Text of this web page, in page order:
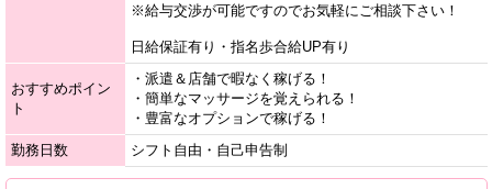
※給与交渉が可能ですのでお気軽にご相談下さい！
日給保証有り・指名歩合給UP有り
おすすめポイン
ト
・派遣＆店舗で暇なく稼げる！
・簡単なマッサージを覚えられる！
・豊富なオプションで稼げる！
勤務日数
シフト自由・自己申告制